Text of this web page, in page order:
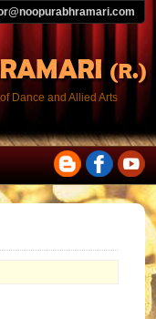
Dance and Allied Arts